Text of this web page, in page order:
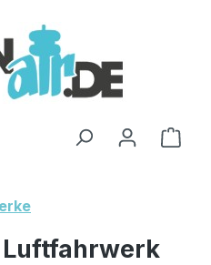
Luftfahrwerk